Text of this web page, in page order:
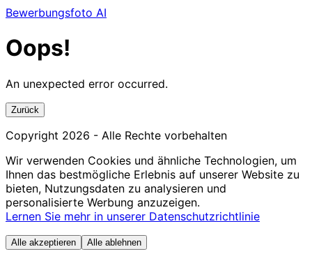
Bewerbungsfoto AI
Oops!
An unexpected error occurred.
Zurück
Copyright 2026 - Alle Rechte vorbehalten
Wir verwenden Cookies und ähnliche Technologien, um
Ihnen das bestmögliche Erlebnis auf unserer Website zu
bieten, Nutzungsdaten zu analysieren und
personalisierte Werbung anzuzeigen.
Lernen Sie mehr in unserer Datenschutzrichtlinie
Alle akzeptieren Alle ablehnen